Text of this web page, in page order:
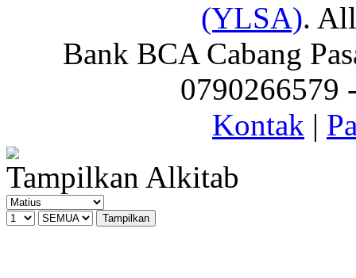
(YLSA).
Bank BCA Cabang
0790266579
Kontak |
Tampilkan Alkitab